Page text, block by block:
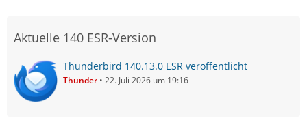
Aktuelle 140 ESR-Version
Thunderbird 140.13.0 ESR veröffentlicht
Thunder 22. Juli 2026 um 19:16